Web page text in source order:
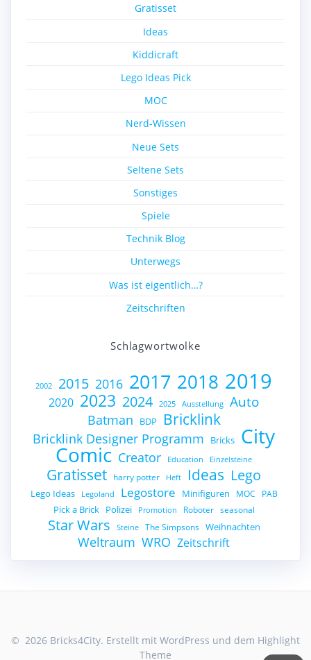
Gratisset
Ideas
Kiddicraft
Lego Ideas Pick
MOC
Nerd-Wissen
Neue Sets
Seltene Sets
Sonstiges
Spiele
Technik Blog
Unterwegs
Was ist eigentlich…?
Zeitschriften
Schlagwortwolke
2002 2015 2016 2017 2018 2019
2020 2023 2024 2025 Ausstellung Auto
Batman BDP Bricklink
Bricklink Designer Programm Bricks City
Comic Creator Education Einzelsteine
Gratisset harry potter Heft Ideas Lego
Lego Ideas Legoland Legostore Minifiguren MOC PAB
Pick a Brick Polizei Promotion Roboter seasonal
Star Wars Steine The Simpsons Weihnachten
Weltraum WRO Zeitschrift
© 2026 Bricks4City. Erstellt mit WordPress und dem Highlight
Theme